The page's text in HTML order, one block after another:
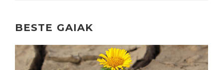
BESTE GAIAK
Irakurri